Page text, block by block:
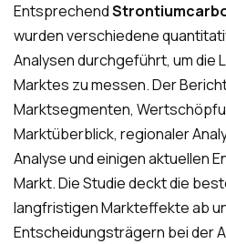
Entsprechend
wurden verschiedene
Analysen durchgeführt, um die
Marktes zu messen. Der
Marktsegmenten,
Marktüberblick, regionaler
Analyse und einigen aktuellen
Markt. Die Studie deckt die
langfristigen Markteffekte ab
Entscheidungsträgern bei der